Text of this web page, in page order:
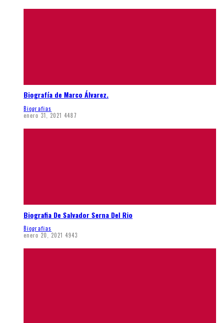
Biografía de Marco Álvarez.
Biografias
enero 31, 2021 4487
Biografia De Salvador Serna Del Rio
Biografias
enero 20, 2021 4943